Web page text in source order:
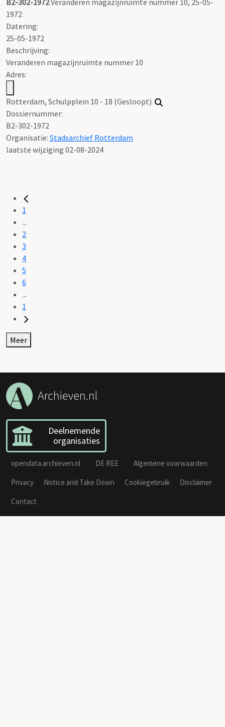
1972
Datering:
25-05-1972
Beschrijving:
Veranderen magazijnruimte nummer 10
Adres:
Rotterdam, Schulpplein 10 - 18 (Gesloopt)
Dossiernummer:
B2-302-1972
Organisatie: Stadsarchief Rotterdam
laatste wijziging 02-08-2024
1
...
2
3
4
5
6
...
1
Meer
Deelnemende
organisaties
opendata.archieven.nl DE REE
Algemene voorwaarden
Privacy
Notice and Take Down Cookiegebruik
Disclaimer
Contact